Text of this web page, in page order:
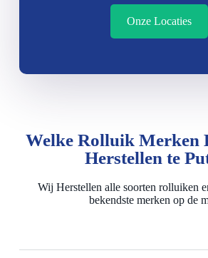
Onze Locaties
Welke Rolluik Merken
Herstellen te
Wij Herstellen alle soorten rolluiken
bekendste merken op de